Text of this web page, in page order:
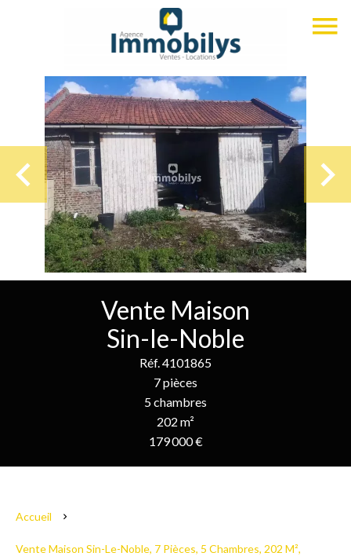
Vente Maison
Sin-le-Noble
Réf. 4101865
7 pièces
5 chambres
202 m²
179 000 €
Accueil
Vente Maison Sin-Le-Noble, 7 Pièces, 5 Chambres, 202 M²,